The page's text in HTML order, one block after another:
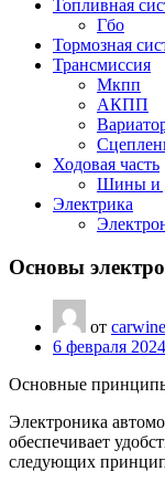
Топливная
Гбо
Тормозная
Трансмиссия
Мкпп
АКПП
Ходовая часть
Шины и
Электрика
Основы
от
6 февраля 2024
Основные
Электроника
обеспечивает
следующих